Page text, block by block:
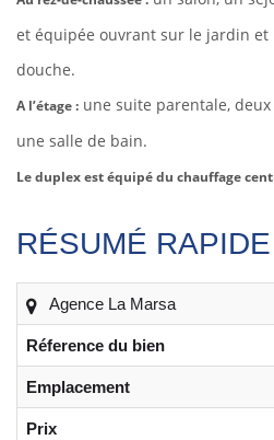
et équipée ouvrant sur le jardin et
douche.
A l’étage : une suite parentale, deux
une salle de bain.
Le duplex est équipé du chauffage
RÉSUMÉ RAPIDE
Agence La Marsa
Réference du bien
Emplacement
Prix